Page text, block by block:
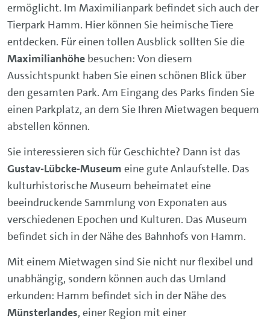
ermöglicht. Im Maximilianpark befindet sich auch der
Tierpark Hamm. Hier können Sie heimische Tiere
entdecken. Für einen tollen Ausblick sollten Sie die
Maximilianhöhe besuchen: Von diesem
Aussichtspunkt haben Sie einen schönen Blick über
den gesamten Park. Am Eingang des Parks finden Sie
einen Parkplatz, an dem Sie Ihren Mietwagen bequem
abstellen können.
Sie interessieren sich für Geschichte? Dann ist das
Gustav-Lübcke-Museum eine gute Anlaufstelle. Das
kulturhistorische Museum beheimatet eine
beeindruckende Sammlung von Exponaten aus
verschiedenen Epochen und Kulturen. Das Museum
befindet sich in der Nähe des Bahnhofs von Hamm.
Mit einem Mietwagen sind Sie nicht nur flexibel und
unabhängig, sondern können auch das Umland
erkunden: Hamm befindet sich in der Nähe des
Münsterlandes, einer Region mit einer